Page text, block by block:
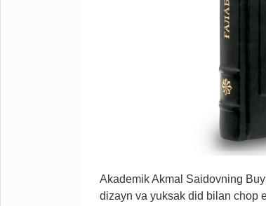
Akademik Akmal Saidovning
dizayn va yuksak did bilan chop